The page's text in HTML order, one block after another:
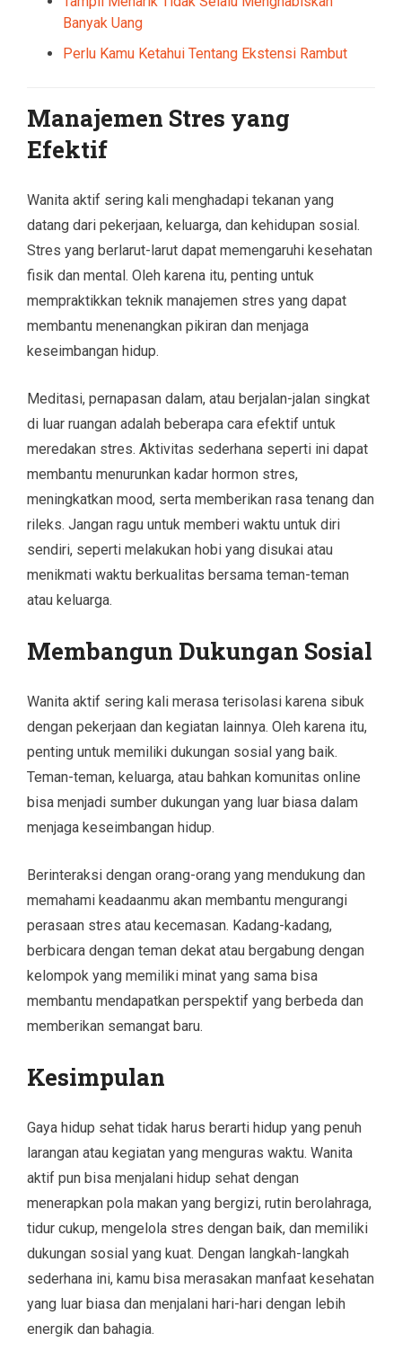
Banyak Uang
Perlu Kamu Ketahui Tentang Ekstensi Rambut
Manajemen Stres yang
Efektif
Wanita aktif sering kali menghadapi tekanan yang
datang dari pekerjaan, keluarga, dan kehidupan sosial.
Stres yang berlarut-larut dapat memengaruhi kesehatan
fisik dan mental. Oleh karena itu, penting untuk
mempraktikkan teknik manajemen stres yang dapat
membantu menenangkan pikiran dan menjaga
keseimbangan hidup.
Meditasi, pernapasan dalam, atau berjalan-jalan singkat
di luar ruangan adalah beberapa cara efektif untuk
meredakan stres. Aktivitas sederhana seperti ini dapat
membantu menurunkan kadar hormon stres,
meningkatkan mood, serta memberikan rasa tenang dan
rileks. Jangan ragu untuk memberi waktu untuk diri
sendiri, seperti melakukan hobi yang disukai atau
menikmati waktu berkualitas bersama teman-teman
atau keluarga.
Membangun Dukungan Sosial
Wanita aktif sering kali merasa terisolasi karena sibuk
dengan pekerjaan dan kegiatan lainnya. Oleh karena itu,
penting untuk memiliki dukungan sosial yang baik.
Teman-teman, keluarga, atau bahkan komunitas online
bisa menjadi sumber dukungan yang luar biasa dalam
menjaga keseimbangan hidup.
Berinteraksi dengan orang-orang yang mendukung dan
memahami keadaanmu akan membantu mengurangi
perasaan stres atau kecemasan. Kadang-kadang,
berbicara dengan teman dekat atau bergabung dengan
kelompok yang memiliki minat yang sama bisa
membantu mendapatkan perspektif yang berbeda dan
memberikan semangat baru.
Kesimpulan
Gaya hidup sehat tidak harus berarti hidup yang penuh
larangan atau kegiatan yang menguras waktu. Wanita
aktif pun bisa menjalani hidup sehat dengan
menerapkan pola makan yang bergizi, rutin berolahraga,
tidur cukup, mengelola stres dengan baik, dan memiliki
dukungan sosial yang kuat. Dengan langkah-langkah
sederhana ini, kamu bisa merasakan manfaat kesehatan
yang luar biasa dan menjalani hari-hari dengan lebih
energik dan bahagia.